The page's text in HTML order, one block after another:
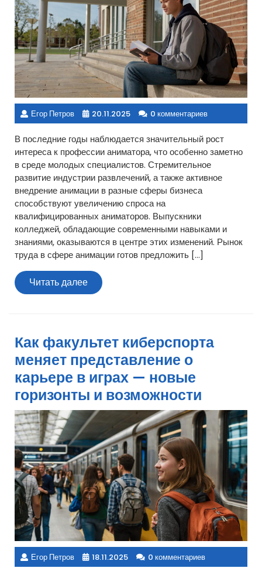
Егор Петров 20.11.2025 0 комментариев
В последние годы наблюдается значительный рост
интереса к профессии аниматора, что особенно заметно
в среде молодых специалистов. Стремительное
развитие индустрии развлечений, а также активное
внедрение анимации в разные сферы бизнеса
способствуют увеличению спроса на
квалифицированных аниматоров. Выпускники
колледжей, обладающие современными навыками и
знаниями, оказываются в центре этих изменений. Рынок
труда в сфере анимации готов предложить […]
Читать далееЧитать
далее
Как факультет киберспорта
меняет представление о
карьере в играх — новые
горизонты и возможности
Егор Петров 18.11.2025 0 комментариев